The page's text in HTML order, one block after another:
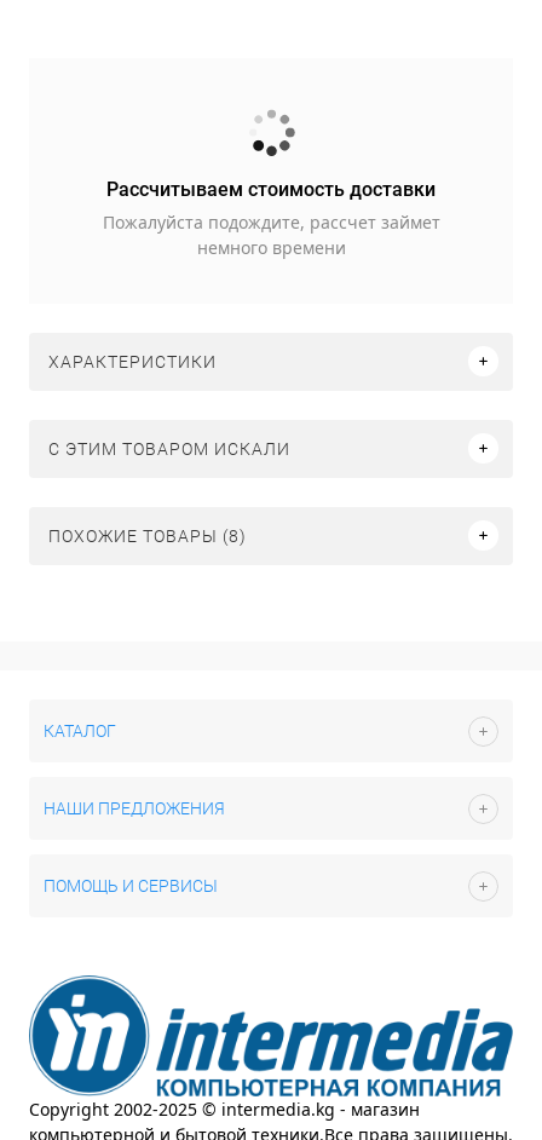
Рассчитываем стоимость доставки
Пожалуйста подождите, рассчет займет
немного времени
ХАРАКТЕРИСТИКИ
C ЭТИМ ТОВАРОМ ИСКАЛИ
ПОХОЖИЕ ТОВАРЫ (8)
КАТАЛОГ
НАШИ ПРЕДЛОЖЕНИЯ
ПОМОЩЬ И СЕРВИСЫ
Copyright 2002-2025 © intermedia.kg - магазин
компьютерной и бытовой техники.Все права защищены.